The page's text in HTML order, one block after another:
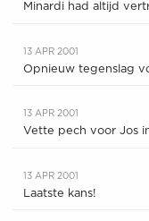
Minardi had altijd
13 APR 2001
Opnieuw tegenslag
13 APR 2001
Vette pech voor Jos
13 APR 2001
Laatste kans!